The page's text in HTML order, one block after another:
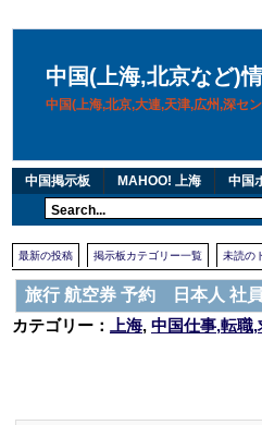
中国(上海,北京など)
中国(上海,北京,大連,天津,広州,深セ
中国掲示板 MAHOO! 上海 中国
最新の投稿 掲示板カテゴリー一覧 未読の
旅行 航空券 予約 日本人 社
カテゴリー：
上海, 中国仕事,転職